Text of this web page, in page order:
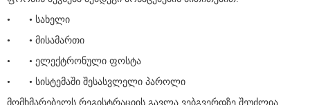
ფორმის შევსება შემდეგი მონაცემების მითითებით:
• სახელი
• ელექტრონული ფოსტა
• სისტემაში შესასვლელი პაროლი